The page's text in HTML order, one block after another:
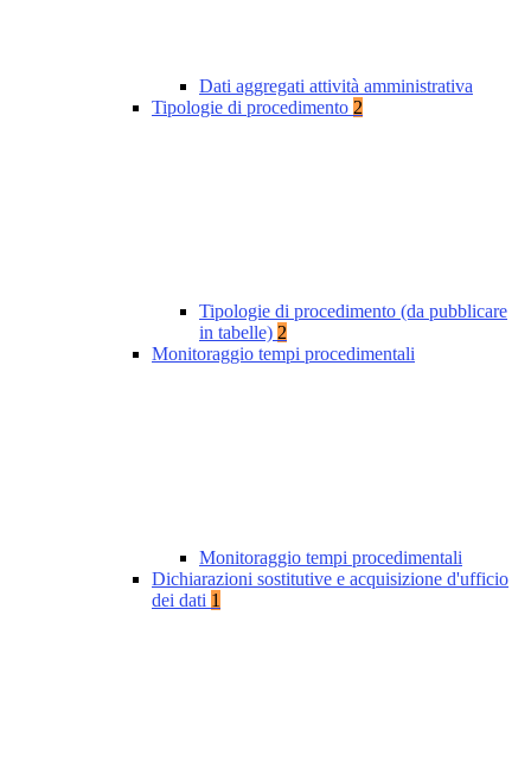
Dati aggregati attività amministrativa
Tipologie di procedimento 2
Tipologie di procedimento (da pubblicare
in tabelle) 2
Monitoraggio tempi procedimentali
Monitoraggio tempi procedimentali
Dichiarazioni sostitutive e acquisizione d'ufficio
dei dati 1